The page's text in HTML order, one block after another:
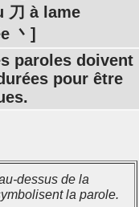
刀 à lame
丶]
paroles doivent
pour être
dessus de la
la parole.